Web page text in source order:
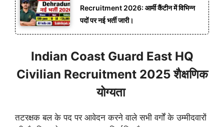
Recruitment 2026: आर्मी कैंटीन में विभिन्न
पदों पर नई भर्ती जारी।
Indian Coast Guard East HQ
Civilian Recruitment 2025 शैक्षणिक
योग्यता
तटरक्षक बल के पद पर आवेदन करने वाले सभी वर्गों के उम्मीदवारों